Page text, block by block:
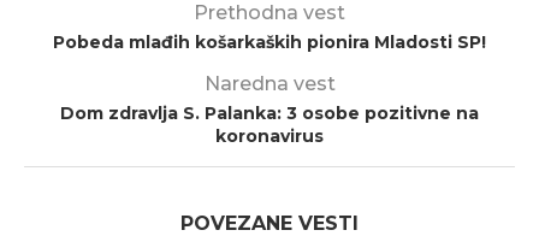
Prethodna vest
Pobeda mlađih košarkaških pionira Mladosti SP!
Naredna vest
Dom zdravlja S. Palanka: 3 osobe pozitivne na
koronavirus
POVEZANE VESTI